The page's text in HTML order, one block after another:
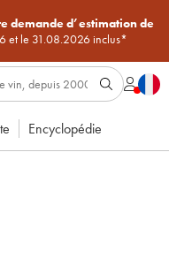
demande d’estimation de
et le 31.08.2026 inclus*
Encyclopédie